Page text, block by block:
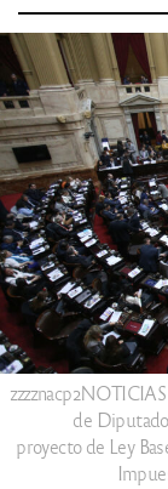
de
proyecto de Ley